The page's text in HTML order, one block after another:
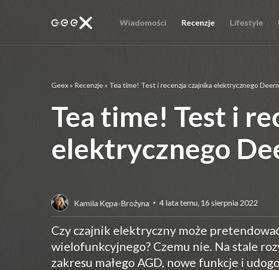
Wiadomości Recenzje Lifestyle
Geex» Recenzje» Tea time! Test i recenzja czajnika elektrycznego
Tea time! Test i
elektrycznego
Kamila Kępa-Brożyna 4 lata temu, 16 sierpnia 2022
Czy czajnik elektryczny może
wielofunkcyjnego? Czemu nie. Na stale
zakresu małego AGD, nowe funkcje i